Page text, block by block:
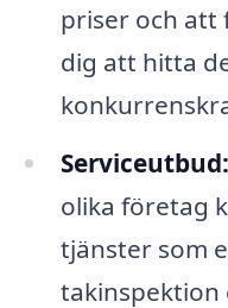
priser och att
dig att hitta
Serviceutbud:
olika företag
tjänster som
takinspektion